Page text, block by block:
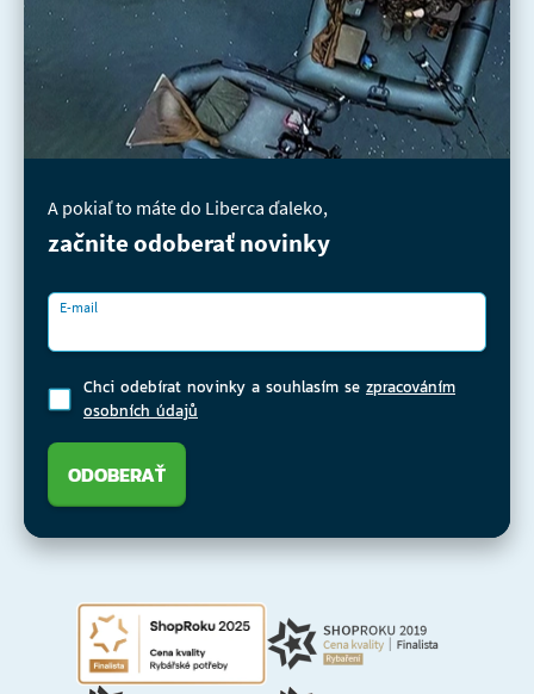
A pokiaľ to máte do Liberca ďaleko,
začnite odoberať novinky
E-mail
Chci odebírat novinky a souhlasím se zpracováním
osobních údajů
ODOBERAŤ